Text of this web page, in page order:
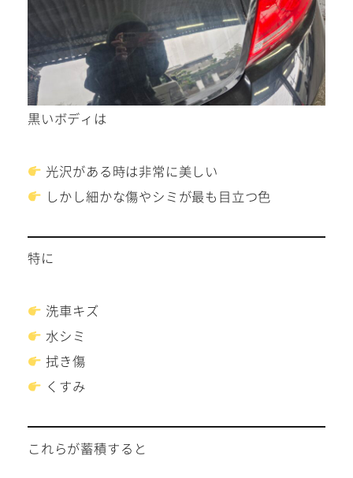
黒いボディは
光沢がある時は非常に美しい
しかし細かな傷やシミが最も目立つ色
特に
洗車キズ
水シミ
拭き傷
くすみ
これらが蓄積すると